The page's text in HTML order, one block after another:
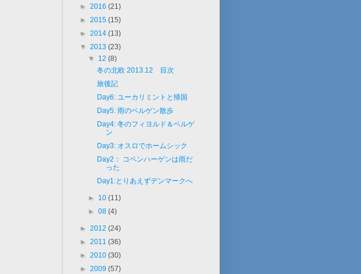
► 2016 (21)
► 2015 (15)
► 2014 (13)
▼ 2013 (23)
▼ 12(8)
冬の北欧 2013.12 目次
旅後記
Day6: ユーカリミントと帰国
Day5: 雨のベルゲン散歩
Day4: 冬のフィヨルド＆ベルゲ
ン
Day3: オスロでホームシック
Day2： コペンハーゲンは雨だ
った
Day1:とりあえずデンマークへ
► 10(11)
►08(4)
► 2012 (24)
► 2011 (36)
► 2010 (30)
► 2009 (57)